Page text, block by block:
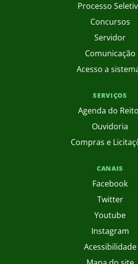
Processo
Concursos
Servidor
Comunicação
Acesso a
SERVIÇOS
Agenda do
Ouvidoria
Compras e
CANAIS
Facebook
Twitter
Youtube
Instagram
Acessibilidade